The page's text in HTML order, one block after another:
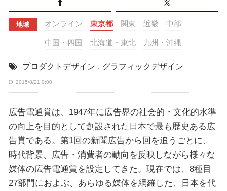
地域 オンライン 東京都 関東 近畿 中部
中国・四国 北海道・東北 九州・沖縄
プロダクトデザイン , グラフィックデザイン
2015/8/21 0:00
広告電通賞は、1947年に広告界の社会的・文化的水準
の向上を目的として創設された日本で最も歴史ある広
告賞である。第1回の新聞広告から回を追うごとに、
時代背景、広告・消費者の動向を反映しながら様々な
媒体の広告電通賞を設定してきた。現在では、8種目
27部門におよぶ、あらゆる媒体を網羅した、日本を代